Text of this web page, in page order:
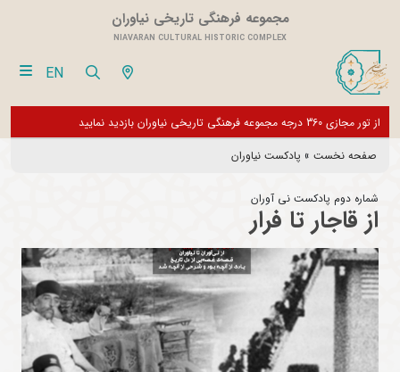
مجموعه فرهنگی تاریخی نیاوران
NIAVARAN CULTURAL HISTORIC COMPLEX
EN
از تور مجازی 360 درجه مجموعه فرهنگی تاریخی نیاوران بازدید نمایید
صفحه نخست » پادکست نیاوران
شماره دوم پادکست نی آوران
از قاجار تا فرار